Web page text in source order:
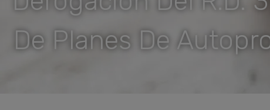
De Planes De